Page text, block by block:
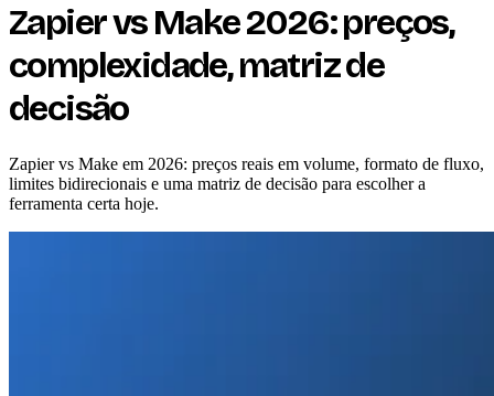
Zapier vs Make 2026: preços,
complexidade, matriz de
decisão
Zapier vs Make em 2026: preços reais em volume, formato de fluxo,
limites bidirecionais e uma matriz de decisão para escolher a
ferramenta certa hoje.